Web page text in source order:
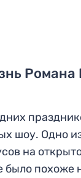
Романа
шоу. Одно
на
было похоже